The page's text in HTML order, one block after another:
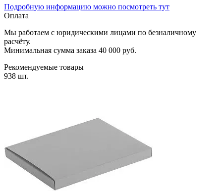
Подробную информацию можно посмотреть тут
Оплата
Мы работаем с юридическими лицами по безналичному
расчёту.
Минимальная сумма заказа 40 000 руб.
Рекомендуемые товары
938 шт.